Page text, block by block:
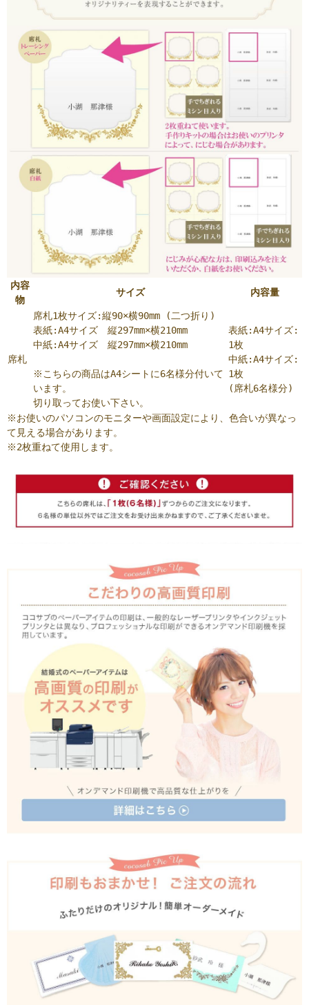
内容
物
サイズ 内容量
席札
席札1枚サイズ:縦90×横90mm (二つ折り)
表紙:A4サイズ 縦297mm×横210mm
中紙:A4サイズ 縦297mm×横210mm
※こちらの商品はA4シートに6名様分付いて
います。
切り取ってお使い下さい。
表紙:A4サイズ:
1枚
中紙:A4サイズ:
1枚
(席札6名様分)
※お使いのパソコンのモニターや画面設定により、色合いが異なっ
て見える場合があります。
※2枚重ねて使用します。